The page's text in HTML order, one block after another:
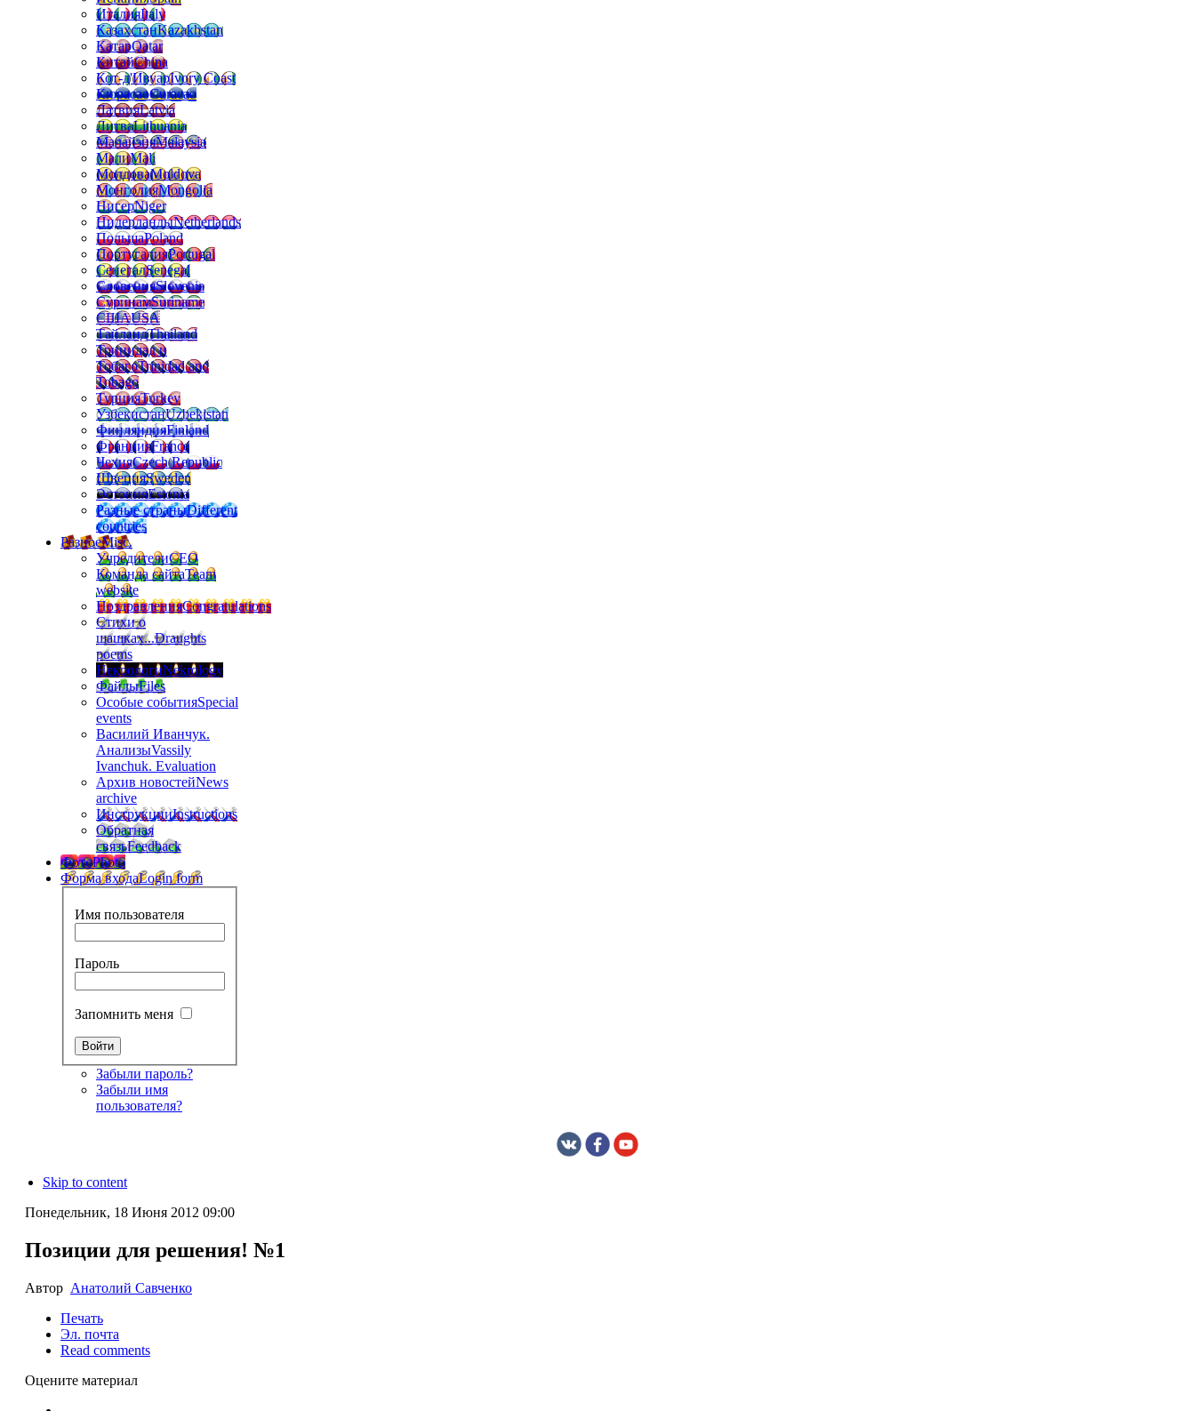
ИталияItaly
КазахстанKazakhstan
КатарQatar
КитайChina
Кот-д'ИвуарIvory Coast
КюрасаоCuracao
ЛатвияLatvia
ЛитваLithuania
МалайзияMalaysia
МалиMali
МолдоваMoldova
МонголияMongolia
НигерNiger
НидерландыNetherlands
ПольшаPoland
ПортугалияPortugal
СенегалSenegal
СловенияSlovenia
СуринамSuriname
СШАUSA
ТайландThailand
Тринидад и
ТобагоTrinidad and
Tobago
ТурцияTurkey
УзбекистанUzbekistan
ФинляндияFinland
ФранцияFrance
ЧехияCzech Republic
ШвецияSweden
ЭстонияEstonia
Разные страныDifferent
countries
РазноеMisc.
УчредителиCEO
Команда сайтаTeam
website
ПоздравленияCongratulations
Стихи о
шашках...Draughts
poems
НекрологиNekrology
ФайлыFiles
Особые событияSpecial
events
Василий Иванчук.
АнализыVassily
Ivanchuk. Evaluation
Архив новостейNews
archive
ИнструкцииInstructions
Обратная
связьFeedback
ФотоPhoto
Форма входаLogin form
Имя пользователя
Пароль
Запомнить меня
Забыли пароль?
Забыли имя
пользователя?
Skip to content
Понедельник, 18 Июня 2012 09:00
Позиции для решения! №1
Автор Анатолий Савченко
Печать
Эл. почта
Read comments
Оцените материал